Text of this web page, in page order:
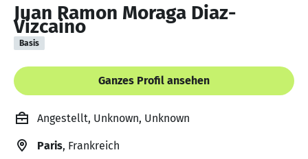
Juan Ramon Moraga Diaz-
Vizcaino
Basis
Ganzes Profil ansehen
Angestellt, Unknown, Unknown
Paris, Frankreich